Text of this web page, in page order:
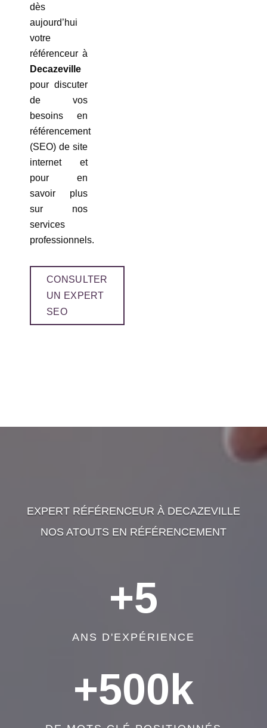
dès
aujourd’hui
votre
référenceur à
Decazeville
pour discuter
de vos
besoins en
référencement
(SEO) de site
internet et
pour en
savoir plus
sur nos
services
professionnels.
CONSULTER
UN EXPERT
SEO
EXPERT RÉFÉRENCEUR À DECAZEVILLE
NOS ATOUTS EN RÉFÉRENCEMENT
+5
ANS D'EXPÉRIENCE
+500k